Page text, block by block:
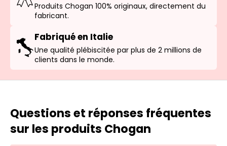
Produits Chogan 100% originaux, directement du
fabricant.
Fabriqué en Italie
Une qualité plébiscitée par plus de 2 millions de
clients dans le monde.
Questions et réponses fréquentes
sur les produits Chogan